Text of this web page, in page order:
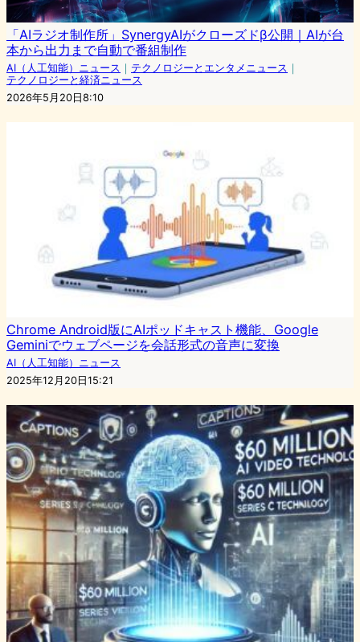
「AIラジオ制作所」SynergyAIがクローズドβ公開｜AIが台
本から出力まで自動で番組制作
AI（人工知能）ニュース ｜ テクノロジーとエンタメニュース ｜
テクノロジーと経済ニュース
2026年5月20日8:10
Chrome Android版にAIポッドキャスト機能、Google
Geminiでウェブページを会話形式の音声に変換
AI（人工知能）ニュース
2025年12月20日15:21